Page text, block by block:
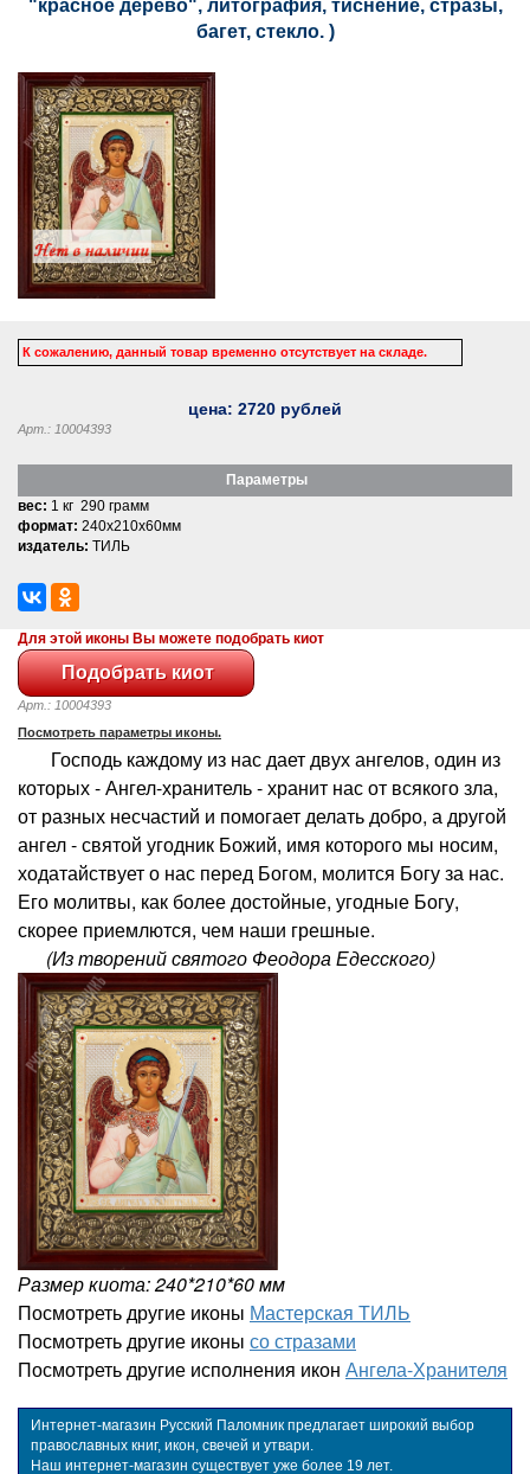
"красное дерево", литография, тиснение, стразы,
багет, стекло. )
К сожалению, данный товар временно отсутствует на складе.
цена: 2720 рублей
Арт.: 10004393
Параметры
вес: 1 кг 290 грамм
формат: 240x210x60мм
издатель: ТИЛЬ
Для этой иконы Вы можете подобрать киот
Арт.: 10004393
Посмотреть параметры иконы.
Господь каждому из нас дает двух ангелов, один из
которых - Ангел-хранитель - хранит нас от всякого зла,
от разных несчастий и помогает делать добро, а другой
ангел - святой угодник Божий, имя которого мы носим,
ходатайствует о нас перед Богом, молится Богу за нас.
Его молитвы, как более достойные, угодные Богу,
скорее приемлются, чем наши грешные.
(Из творений святого Феодора Едесского)
Размер киота: 240*210*60 мм
Посмотреть другие иконы Мастерская ТИЛЬ
Посмотреть другие иконы со стразами
Посмотреть другие исполнения икон Ангела-Хранителя
Интернет-магазин Русский Паломник предлагает широкий выбор
православных книг, икон, свечей и утвари.
Наш интернет-магазин существует уже более 19 лет.